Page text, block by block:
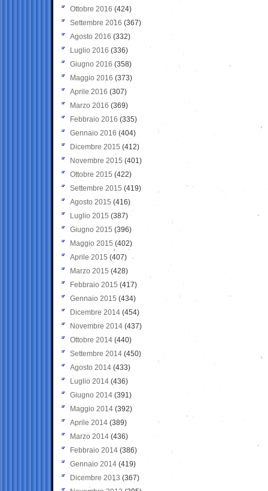
Ottobre 2016 (424)
Settembre 2016 (367)
Agosto 2016 (332)
Luglio 2016 (336)
Giugno 2016 (358)
Maggio 2016 (373)
Aprile 2016 (307)
Marzo 2016 (369)
Febbraio 2016 (335)
Gennaio 2016 (404)
Dicembre 2015 (412)
Novembre 2015 (401)
Ottobre 2015 (422)
Settembre 2015 (419)
Agosto 2015 (416)
Luglio 2015 (387)
Giugno 2015 (396)
Maggio 2015 (402)
Aprile 2015 (407)
Marzo 2015 (428)
Febbraio 2015 (417)
Gennaio 2015 (434)
Dicembre 2014 (454)
Novembre 2014 (437)
Ottobre 2014 (440)
Settembre 2014 (450)
Agosto 2014 (433)
Luglio 2014 (436)
Giugno 2014 (391)
Maggio 2014 (392)
Aprile 2014 (389)
Marzo 2014 (436)
Febbraio 2014 (386)
Gennaio 2014 (419)
Dicembre 2013 (367)